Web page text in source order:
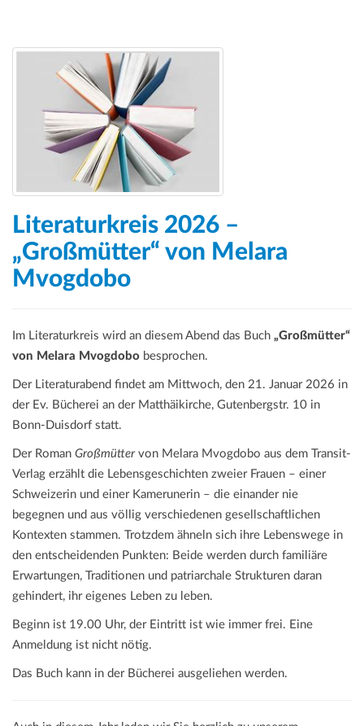
Literaturkreis 2026 –
„Großmütter“ von Melara
Mvogdobo
Im Literaturkreis wird an diesem Abend das Buch „Großmütter“
von Melara Mvogdobo besprochen.
Der Literaturabend findet am Mittwoch, den 21. Januar 2026 in
der Ev. Bücherei an der Matthäikirche, Gutenbergstr. 10 in
Bonn-Duisdorf statt.
Der Roman Großmüttervon Melara Mvogdobo aus dem Transit-
Verlag erzählt die Lebensgeschichten zweier Frauen – einer
Schweizerin und einer Kamerunerin – die einander nie
begegnen und aus völlig verschiedenen gesellschaftlichen
Kontexten stammen. Trotzdem ähneln sich ihre Lebenswege in
den entscheidenden Punkten: Beide werden durch familiäre
Erwartungen, Traditionen und patriarchale Strukturen daran
gehindert, ihr eigenes Leben zu leben.
Beginn ist 19.00 Uhr, der Eintritt ist wie immer frei. Eine
Anmeldung ist nicht nötig.
Das Buch kann in der Bücherei ausgeliehen werden.